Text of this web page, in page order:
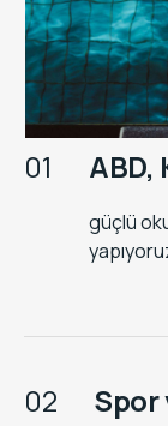
01 ABD,
güçlü
02 Spor